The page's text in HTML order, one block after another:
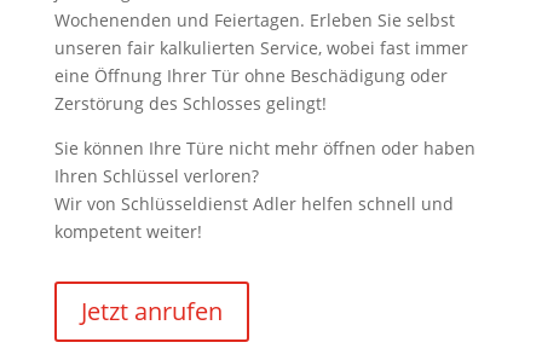
Wochenenden und Feiertagen. Erleben Sie selbst
unseren fair kalkulierten Service, wobei fast immer
eine Öffnung Ihrer Tür ohne Beschädigung oder
Zerstörung des Schlosses gelingt!
Sie können Ihre Türe nicht mehr öffnen oder haben
Ihren Schlüssel verloren?
Wir von Schlüsseldienst Adler helfen schnell und
kompetent weiter!
Jetzt anrufen